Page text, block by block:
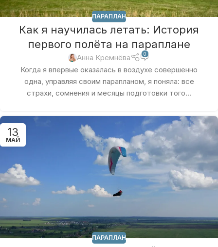
ПАРАПЛАН
Как я научилась летать: История
первого полёта на параплане
Анна Кремнёва 0
Когда я впервые оказалась в воздухе совершенно
одна, управляя своим парапланом, я поняла: все
страхи, сомнения и месяцы подготовки того...
13
МАЙ
ПАРАПЛАН